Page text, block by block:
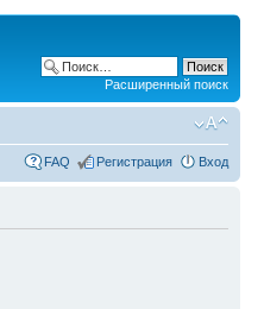
Расширенный поиск
FAQ Регистрация Вход